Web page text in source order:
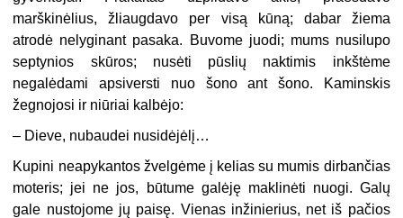
marškinėlius, žliaugdavo per visą kūną; dabar žiema
atrodė nelyginant pasaka. Buvome juodi; mums nusilupo
septynios skūros; nusėti pūslių naktimis inkštėme
negalėdami apsiversti nuo šono ant šono. Kaminskis
žegnojosi ir niūriai kalbėjo:
– Dieve, nubaudei nusidėjėlį…
Kupini neapykantos žvelgėme į kelias su mumis dirbančias
moteris; jei ne jos, būtume galėję maklinėti nuogi. Galų
gale nustojome jų paisę. Vienas inžinierius, net iš pačios